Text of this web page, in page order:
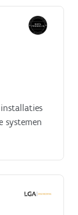
systemen